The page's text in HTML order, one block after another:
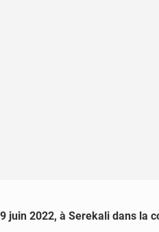
juin 2022, à Serekali dans la